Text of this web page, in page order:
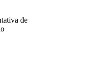
de